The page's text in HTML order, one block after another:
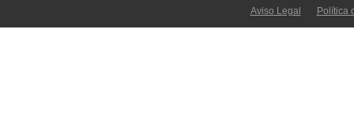
Aviso Legal Política